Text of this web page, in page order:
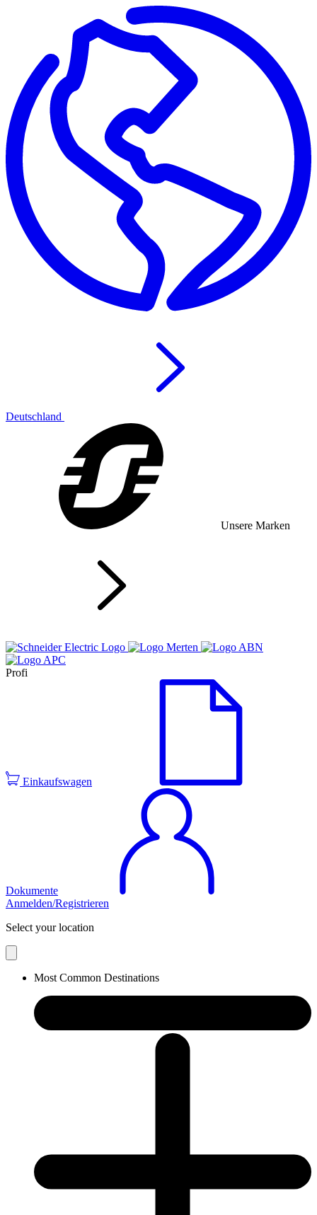
Deutschland
Unsere Marken
Profi
Einkaufswagen
Dokumente
Anmelden/Registrieren
Select your location
Most Common Destinations